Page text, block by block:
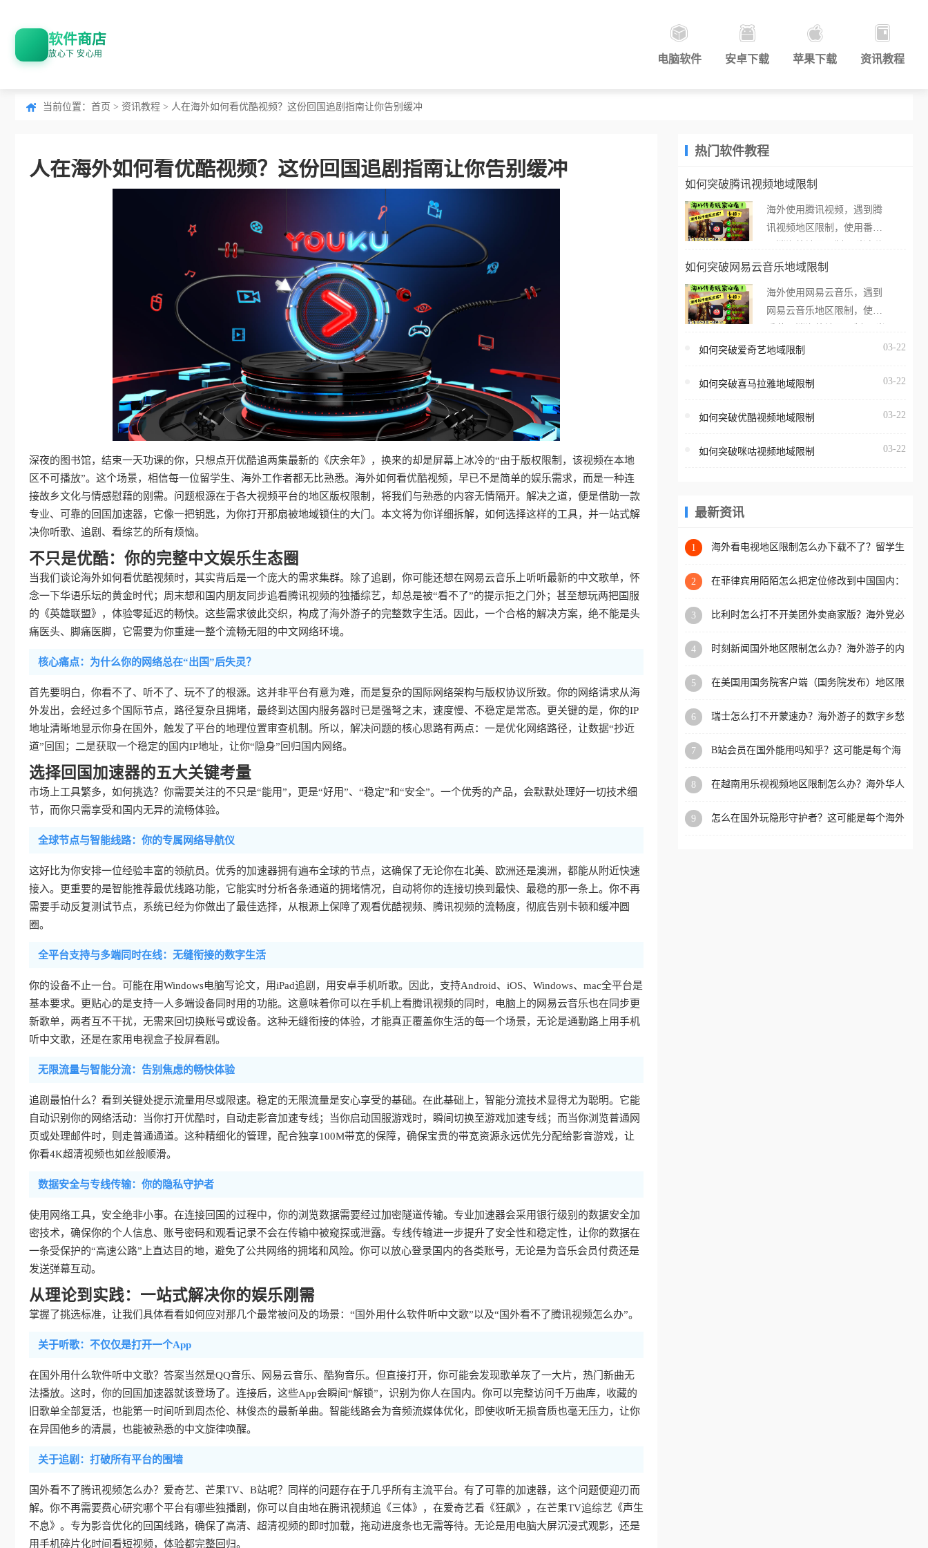
软件商店
放心下 安心用 电脑软件 安卓下载 苹果下载 资讯教程
当前位置： 首页 > 资讯教程 > 人在海外如何看优酷视频？这份回国追剧指南让你告别缓冲
人在海外如何看优酷视频？这份回国追剧指南让你告别缓冲
深夜的图书馆，结束一天功课的你，只想点开优酷追两集最新的《庆余年》，换来的却是屏幕上冰冷的“由于版权限制，该视频在本地
区不可播放”。这个场景，相信每一位留学生、海外工作者都无比熟悉。海外如何看优酷视频，早已不是简单的娱乐需求，而是一种连
接故乡文化与情感慰藉的刚需。问题根源在于各大视频平台的地区版权限制，将我们与熟悉的内容无情隔开。解决之道，便是借助一款
专业、可靠的回国加速器，它像一把钥匙，为你打开那扇被地域锁住的大门。本文将为你详细拆解，如何选择这样的工具，并一站式解
决你听歌、追剧、看综艺的所有烦恼。
不只是优酷：你的完整中文娱乐生态圈
当我们谈论海外如何看优酷视频时，其实背后是一个庞大的需求集群。除了追剧，你可能还想在网易云音乐上听听最新的中文歌单，怀
念一下华语乐坛的黄金时代；周末想和国内朋友同步追看腾讯视频的独播综艺，却总是被“看不了”的提示拒之门外；甚至想玩两把国服
的《英雄联盟》，体验零延迟的畅快。这些需求彼此交织，构成了海外游子的完整数字生活。因此，一个合格的解决方案，绝不能是头
痛医头、脚痛医脚，它需要为你重建一整个流畅无阻的中文网络环境。
核心痛点：为什么你的网络总在“出国”后失灵？
首先要明白，你看不了、听不了、玩不了的根源。这并非平台有意为难，而是复杂的国际网络架构与版权协议所致。你的网络请求从海
外发出，会经过多个国际节点，路径复杂且拥堵，最终到达国内服务器时已是强弩之末，速度慢、不稳定是常态。更关键的是，你的IP
地址清晰地显示你身在国外，触发了平台的地理位置审查机制。所以，解决问题的核心思路有两点：一是优化网络路径，让数据“抄近
道”回国；二是获取一个稳定的国内IP地址，让你“隐身”回归国内网络。
选择回国加速器的五大关键考量
市场上工具繁多，如何挑选？你需要关注的不只是“能用”，更是“好用”、“稳定”和“安全”。一个优秀的产品，会默默处理好一切技术细
节，而你只需享受和国内无异的流畅体验。
全球节点与智能线路：你的专属网络导航仪
这好比为你安排一位经验丰富的领航员。优秀的加速器拥有遍布全球的节点，这确保了无论你在北美、欧洲还是澳洲，都能从附近快速
接入。更重要的是智能推荐最优线路功能，它能实时分析各条通道的拥堵情况，自动将你的连接切换到最快、最稳的那一条上。你不再
需要手动反复测试节点，系统已经为你做出了最佳选择，从根源上保障了观看优酷视频、腾讯视频的流畅度，彻底告别卡顿和缓冲圆
圈。
全平台支持与多端同时在线：无缝衔接的数字生活
你的设备不止一台。可能在用Windows电脑写论文，用iPad追剧，用安卓手机听歌。因此，支持Android、iOS、Windows、mac全平台是
基本要求。更贴心的是支持一人多端设备同时用的功能。这意味着你可以在手机上看腾讯视频的同时，电脑上的网易云音乐也在同步更
新歌单，两者互不干扰，无需来回切换账号或设备。这种无缝衔接的体验，才能真正覆盖你生活的每一个场景，无论是通勤路上用手机
听中文歌，还是在家用电视盒子投屏看剧。
无限流量与智能分流：告别焦虑的畅快体验
追剧最怕什么？看到关键处提示流量用尽或限速。稳定的无限流量是安心享受的基础。在此基础上，智能分流技术显得尤为聪明。它能
自动识别你的网络活动：当你打开优酷时，自动走影音加速专线；当你启动国服游戏时，瞬间切换至游戏加速专线；而当你浏览普通网
页或处理邮件时，则走普通通道。这种精细化的管理，配合独享100M带宽的保障，确保宝贵的带宽资源永远优先分配给影音游戏，让
你看4K超清视频也如丝般顺滑。
数据安全与专线传输：你的隐私守护者
使用网络工具，安全绝非小事。在连接回国的过程中，你的浏览数据需要经过加密隧道传输。专业加速器会采用银行级别的数据安全加
密技术，确保你的个人信息、账号密码和观看记录不会在传输中被窥探或泄露。专线传输进一步提升了安全性和稳定性，让你的数据在
一条受保护的“高速公路”上直达目的地，避免了公共网络的拥堵和风险。你可以放心登录国内的各类账号，无论是为音乐会员付费还是
发送弹幕互动。
从理论到实践：一站式解决你的娱乐刚需
掌握了挑选标准，让我们具体看看如何应对那几个最常被问及的场景：“国外用什么软件听中文歌”以及“国外看不了腾讯视频怎么办”。
关于听歌：不仅仅是打开一个App
在国外用什么软件听中文歌？答案当然是QQ音乐、网易云音乐、酷狗音乐。但直接打开，你可能会发现歌单灰了一大片，热门新曲无
法播放。这时，你的回国加速器就该登场了。连接后，这些App会瞬间“解锁”，识别为你人在国内。你可以完整访问千万曲库，收藏的
旧歌单全部复活，也能第一时间听到周杰伦、林俊杰的最新单曲。智能线路会为音频流媒体优化，即使收听无损音质也毫无压力，让你
在异国他乡的清晨，也能被熟悉的中文旋律唤醒。
关于追剧：打破所有平台的围墙
国外看不了腾讯视频怎么办？爱奇艺、芒果TV、B站呢？同样的问题存在于几乎所有主流平台。有了可靠的加速器，这个问题便迎刃而
解。你不再需要费心研究哪个平台有哪些独播剧，你可以自由地在腾讯视频追《三体》，在爱奇艺看《狂飙》，在芒果TV追综艺《声生
不息》。专为影音优化的回国线路，确保了高清、超清视频的即时加载，拖动进度条也无需等待。无论是用电脑大屏沉浸式观影，还是
用手机碎片化时间看短视频，体验都完整回归。
热门软件教程
如何突破腾讯视频地域限制
海外使用腾讯视频，遇到腾
讯视频地区限制，使用番茄
外打开腾讯视频，却突然弹
地区无法播放”的提示语。
海外用户如香港、澳门、台
亚、欧洲等国家和地区时，
台一样，出现地区及版权限
地区播放。 遇到这个问题的
区工作、留学、定居等，都
权限制所困扰。
如何突破网易云音乐地域限制
海外使用网易云音乐，遇到
网易云音乐地区限制，使用
在海外打开网易云音乐，却
所在的地区无法播放”的提示
门、台湾、美国、加拿大、
区时，网易云音乐也会像其
回国加速器，即可解决「海
版权限制」的问题，无论人
国、加拿大、澳大利亚、欧
学、定居等，都可以使用，
扰。
如何突破爱奇艺地域限制 03-22
如何突破喜马拉雅地域限制 03-22
如何突破优酷视频地域限制 03-22
如何突破咪咕视频地域限制 03-22
最新资讯
1
海外看电视地区限制怎么办下载不了？留学生
2
在菲律宾用陌陌怎么把定位修改到中国国内：
3
比利时怎么打不开美团外卖商家版？海外党必
4
时刻新闻国外地区限制怎么办？海外游子的内
5
在美国用国务院客户端（国务院发布）地区限
6
瑞士怎么打不开蒙速办？海外游子的数字乡愁
7
B站会员在国外能用吗知乎？这可能是每个海
8
在越南用乐视视频地区限制怎么办？海外华人
9
怎么在国外玩隐形守护者？这可能是每个海外